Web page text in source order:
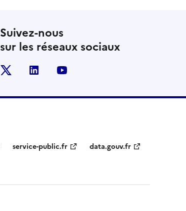
Suivez-nous
sur les réseaux sociaux
linkedin
service-public.fr data.gouv.fr